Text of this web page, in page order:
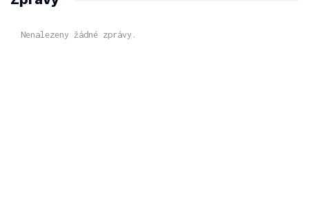
Nenalezeny žádné zprávy.